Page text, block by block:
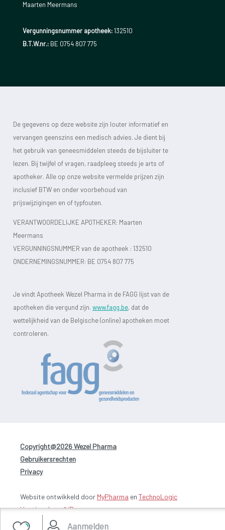
Aanmelden
Maarten Meermans
Vergunningsnummer apotheek:132510
B.T.W.nr.:BE 0754 807 775
De gegevens op deze website zijn louter informatief en
vervangen geenszins een medisch advies. Je dient bij
het gebruik van geneesmiddelen steeds de bijsluiter te
lezen. Bij twijfel of vragen, raadpleeg steeds je arts of
apotheker. Alle op onze website vermelde prijzen zijn
inclusief BTW en onder voorbehoud van
prijswijzigingen en of typfouten.
VERANTWOORDELIJKE APOTHEKER: Maarten
Meermans
VERGUNNINGSNUMMER van de apotheek : 132510
ONDERNEMINGSNUMMER: BE 0754 807 775
Je vindt Apotheek Wezel Pharma in de FAGG lijst van de
apotheken die vergund zijn. www.fagg.be, dat de
wettelijkheid van de Belgische (online) apotheken moet
controleren.
Copyright@2026 Wezel Pharma
Gebruikersrechten
Privacy
Website ontwikkeld door MyPharma en TechnoLogic
Hosting door @iPower